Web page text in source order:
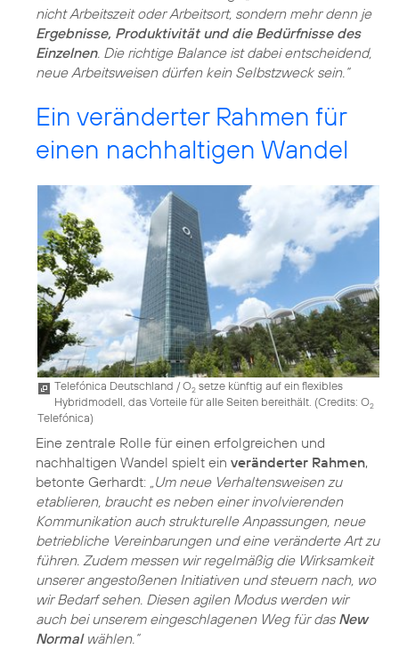
nicht Arbeitszeit oder Arbeitsort, sondern mehr denn je
Ergebnisse, Produktivität und die Bedürfnisse des
Einzelnen. Die richtige Balance ist dabei entscheidend,
neue Arbeitsweisen dürfen kein Selbstzweck sein.“
Ein veränderter Rahmen für
einen nachhaltigen Wandel
Telefónica Deutschland / O2 setze künftig auf ein flexibles
Hybridmodell, das Vorteile für alle Seiten bereithält. (Credits: O2
Telefónica)
Eine zentrale Rolle für einen erfolgreichen und
nachhaltigen Wandel spielt ein veränderter Rahmen,
betonte Gerhardt: „Um neue Verhaltensweisen zu
etablieren, braucht es neben einer involvierenden
Kommunikation auch strukturelle Anpassungen, neue
betriebliche Vereinbarungen und eine veränderte Art zu
führen. Zudem messen wir regelmäßig die Wirksamkeit
unserer angestoßenen Initiativen und steuern nach, wo
wir Bedarf sehen. Diesen agilen Modus werden wir
auch bei unserem eingeschlagenen Weg für das New
Normalwählen.“